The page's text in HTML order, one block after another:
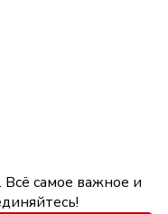
самое важное и